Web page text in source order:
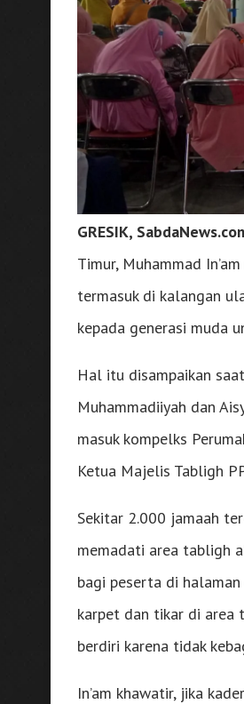
GRESIK,
Timur, Muhammad
termasuk di kalangan
kepada generasi muda
Hal itu disampaikan
Muhammadiiyah dan
masuk kompelks
Ketua Majelis Tabligh
Sekitar 2.000 jamaah
memadati area tabligh
bagi peserta di
karpet dan tikar di area
berdiri karena tidak
In’am khawatir, jika